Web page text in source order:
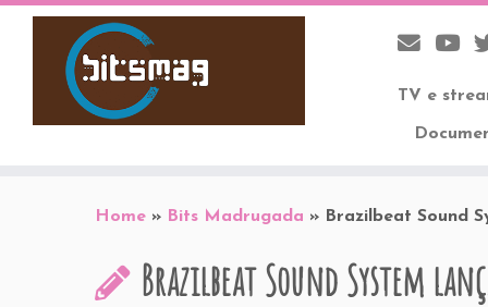
TV e
Home » Bits Madrugada » Brazilbeat Sound
Brazilbeat Sound System